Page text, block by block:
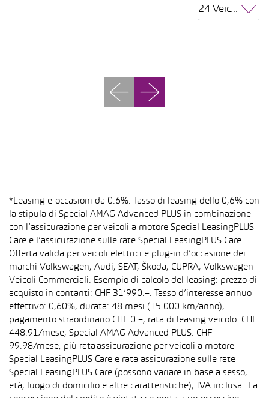
24 Veicoli per pagina
*Leasing e-occasioni da 0.6%: Tasso di leasing dello 0,6% con
la stipula di Special AMAG Advanced PLUS in combinazione
con l’assicurazione per veicoli a motore Special LeasingPLUS
Care e l’assicurazione sulle rate Special LeasingPLUS Care.
Offerta valida per veicoli elettrici e plug-in d’occasione dei
marchi Volkswagen, Audi, SEAT, Škoda, CUPRA, Volkswagen
Veicoli Commerciali. Esempio di calcolo del leasing: prezzo di
acquisto in contanti: CHF 31’990.–. Tasso d’interesse annuo
effettivo: 0,60%, durata: 48 mesi (15 000 km/anno),
pagamento straordinario CHF 0.–, rata di leasing veicolo: CHF
448.91/mese, Special AMAG Advanced PLUS: CHF
99.98/mese, più rata assicurazione per veicoli a motore
Special LeasingPLUS Care e rata assicurazione sulle rate
Special LeasingPLUS Care (possono variare in base a sesso,
età, luogo di domicilio e altre caratteristiche), IVA inclusa. La